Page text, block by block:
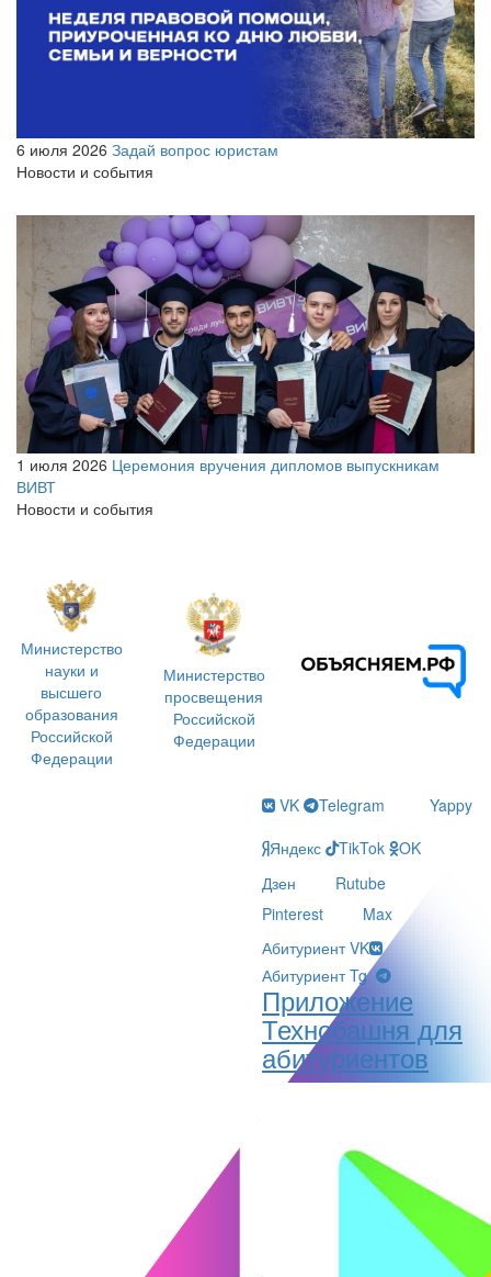
6 июля 2026 Задай вопрос юристам
Новости и события
1 июля 2026 Церемония вручения дипломов выпускникам
ВИВТ
Новости и события
Министерство
науки и
высшего
образования
Российской
Федерации
Министерство
просвещения
Российской
Федерации
VK Telegram
Yappy
Яндекс
TikTok
OK
Дзен
Rutube
Pinterest
Max
Абитуриент VK
Абитуриент Tg
Приложение
Технобашня для
абитуриентов